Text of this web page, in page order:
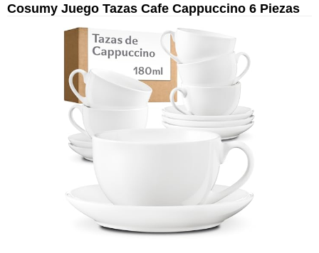
Cosumy Juego Tazas Cafe Cappuccino 6 Piezas